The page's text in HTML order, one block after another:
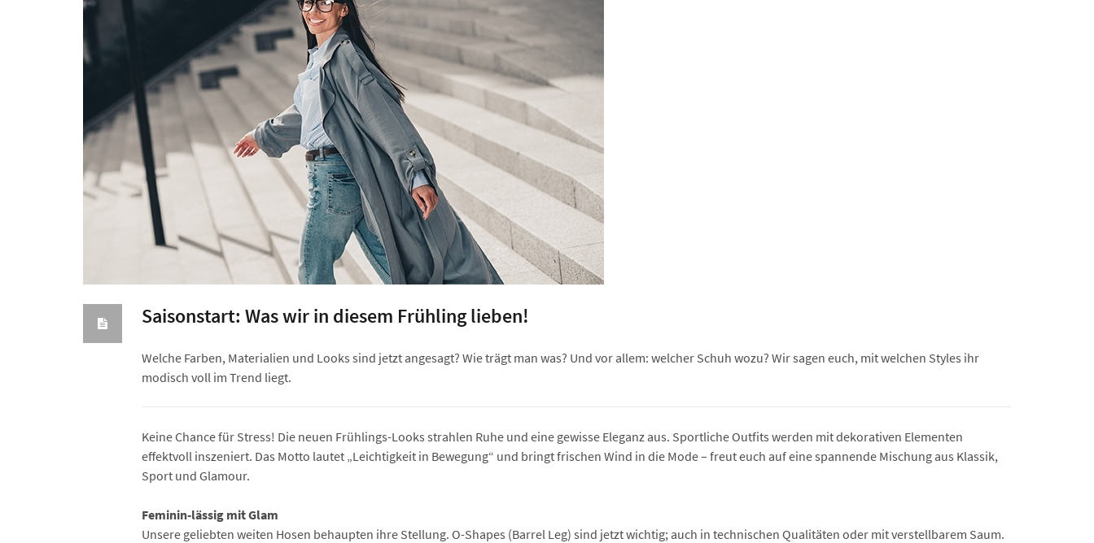
Saisonstart: Was wir in diesem Frühling lieben!
Welche Farben, Materialien und Looks sind jetzt angesagt? Wie trägt man was? Und vor allem: welcher Schuh wozu? Wir sagen euch, mit welchen Styles ihr
modisch voll im Trend liegt.
Keine Chance für Stress! Die neuen Frühlings-Looks strahlen Ruhe und eine gewisse Eleganz aus. Sportliche Outfits werden mit dekorativen Elementen
effektvoll inszeniert. Das Motto lautet „Leichtigkeit in Bewegung“ und bringt frischen Wind in die Mode – freut euch auf eine spannende Mischung aus Klassik,
Sport und Glamour.
Feminin-lässig mit Glam
Unsere geliebten weiten Hosen behaupten ihre Stellung. O-Shapes (Barrel Leg) sind jetzt wichtig; auch in technischen Qualitäten oder mit verstellbarem Saum.